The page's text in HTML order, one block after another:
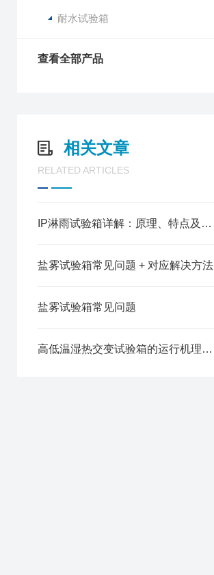
耐水试验箱
查看全部产品
相关文章
RELATED ARTICLES
IP淋雨试验箱详解：原理、特点及实用价值
盐雾试验箱常见问题 + 对应解决方法
盐雾试验箱常见问题
高低温湿热交变试验箱的运行机理与核心特性